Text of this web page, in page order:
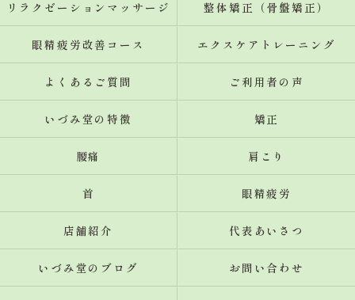
リラクゼーションマッサージ 整体矯正（骨盤矯正）
眼精疲労改善コース エクスケアトレーニング
よくあるご質問 ご利用者の声
いづみ堂の特徴 矯正
腰痛 肩こり
首 眼精疲労
店舗紹介 代表あいさつ
いづみ堂のブログ お問い合わせ